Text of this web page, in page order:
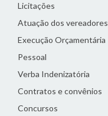
Licitações
Atuação dos vereadores
Execução Orçamentária
Pessoal
Verba Indenizatória
Contratos e convênios
Concursos